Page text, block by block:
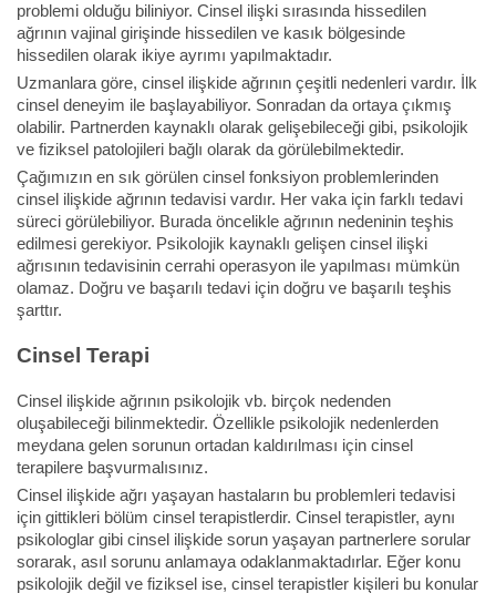
problemi olduğu biliniyor. Cinsel ilişki sırasında hissedilen
ağrının vajinal girişinde hissedilen ve kasık bölgesinde
hissedilen olarak ikiye ayrımı yapılmaktadır.
Uzmanlara göre, cinsel ilişkide ağrının çeşitli nedenleri vardır. İlk
cinsel deneyim ile başlayabiliyor. Sonradan da ortaya çıkmış
olabilir. Partnerden kaynaklı olarak gelişebileceği gibi, psikolojik
ve fiziksel patolojileri bağlı olarak da görülebilmektedir.
Çağımızın en sık görülen cinsel fonksiyon problemlerinden
cinsel ilişkide ağrının tedavisi vardır. Her vaka için farklı tedavi
süreci görülebiliyor. Burada öncelikle ağrının nedeninin teşhis
edilmesi gerekiyor. Psikolojik kaynaklı gelişen cinsel ilişki
ağrısının tedavisinin cerrahi operasyon ile yapılması mümkün
olamaz. Doğru ve başarılı tedavi için doğru ve başarılı teşhis
şarttır.
Cinsel Terapi
Cinsel ilişkide ağrının psikolojik vb. birçok nedenden
oluşabileceği bilinmektedir. Özellikle psikolojik nedenlerden
meydana gelen sorunun ortadan kaldırılması için cinsel
terapilere başvurmalısınız.
Cinsel ilişkide ağrı yaşayan hastaların bu problemleri tedavisi
için gittikleri bölüm cinsel terapistlerdir. Cinsel terapistler, aynı
psikologlar gibi cinsel ilişkide sorun yaşayan partnerlere sorular
sorarak, asıl sorunu anlamaya odaklanmaktadırlar. Eğer konu
psikolojik değil ve fiziksel ise, cinsel terapistler kişileri bu konular